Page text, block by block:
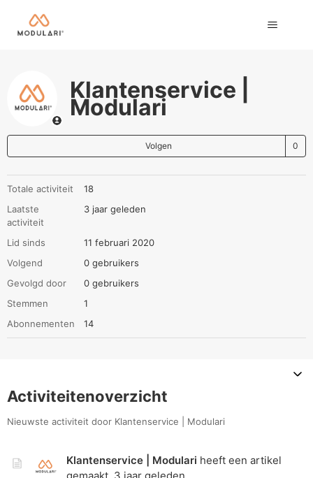
Klantenservice |
Modulari
Volgen
Totale activiteit
18
Laatste
activiteit
3 jaar geleden
Lid sinds
11 februari 2020
Volgend
0 gebruikers
Gevolgd door
0 gebruikers
Stemmen
1
Abonnementen
14
Activiteitenoverzicht
Nieuwste activiteit door Klantenservice | Modulari
Klantenservice | Modulari heeft een artikel